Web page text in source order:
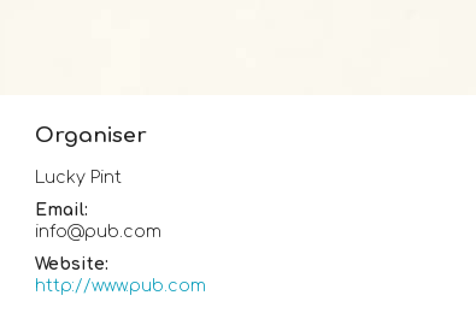
Organiser
Lucky Pint
Email:
info@pub.com
Website:
http://www.pub.com